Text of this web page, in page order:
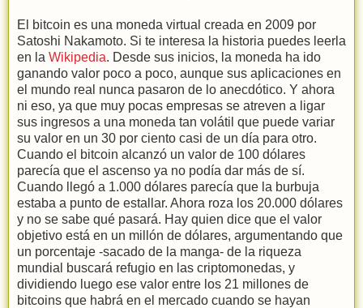
El bitcoin es una moneda virtual creada en 2009 por
Satoshi Nakamoto. Si te interesa la historia puedes leerla
en la Wikipedia. Desde sus inicios, la moneda ha ido
ganando valor poco a poco, aunque sus aplicaciones en
el mundo real nunca pasaron de lo anecdótico. Y ahora
ni eso, ya que muy pocas empresas se atreven a ligar
sus ingresos a una moneda tan volátil que puede variar
su valor en un 30 por ciento casi de un día para otro.
Cuando el bitcoin alcanzó un valor de 100 dólares
parecía que el ascenso ya no podía dar más de sí.
Cuando llegó a 1.000 dólares parecía que la burbuja
estaba a punto de estallar. Ahora roza los 20.000 dólares
y no se sabe qué pasará. Hay quien dice que el valor
objetivo está en un millón de dólares, argumentando que
un porcentaje -sacado de la manga- de la riqueza
mundial buscará refugio en las criptomonedas, y
dividiendo luego ese valor entre los 21 millones de
bitcoins que habrá en el mercado cuando se hayan